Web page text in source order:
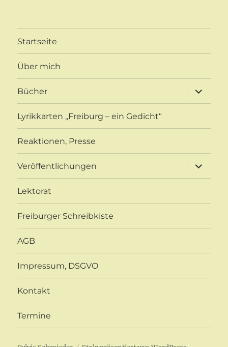
Startseite
Über mich
Bücher
öffnen
Lyrikkarten „Freiburg – ein Gedicht“
Reaktionen, Presse
Veröffentlichungen
öffnen
Lektorat
Freiburger Schreibkiste
AGB
Impressum, DSGVO
Kontakt
Termine